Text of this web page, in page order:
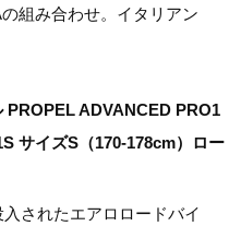
組み合わせ。イタリアン
PROPEL ADVANCED PRO1
サイズS（170-178cm）ロー
されたエアロロードバイ